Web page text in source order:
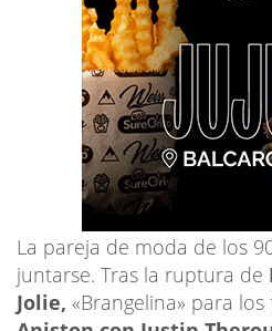
La pareja de moda de los
juntarse. Tras la ruptura de
Jolie, «Brangelina» para los